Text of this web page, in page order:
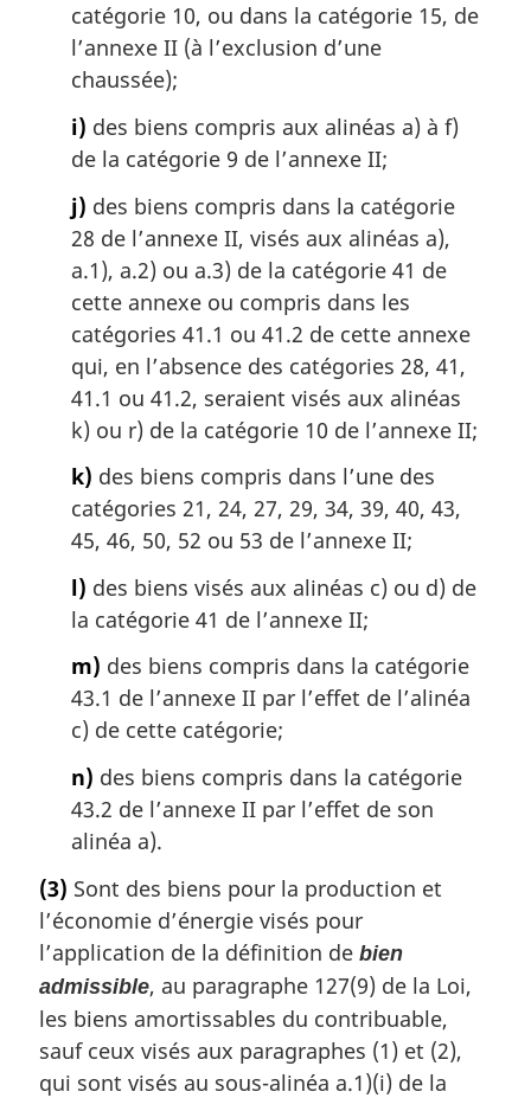
catégorie 10, ou dans la catégorie 15, de
l’annexe II (à l’exclusion d’une
chaussée);
i) des biens compris aux alinéas a) à f)
de la catégorie 9 de l’annexe II;
j) des biens compris dans la catégorie
28 de l’annexe II, visés aux alinéas a),
a.1), a.2) ou a.3) de la catégorie 41 de
cette annexe ou compris dans les
catégories 41.1 ou 41.2 de cette annexe
qui, en l’absence des catégories 28, 41,
41.1 ou 41.2, seraient visés aux alinéas
k) ou r) de la catégorie 10 de l’annexe II;
k) des biens compris dans l’une des
catégories 21, 24, 27, 29, 34, 39, 40, 43,
45, 46, 50, 52 ou 53 de l’annexe II;
l) des biens visés aux alinéas c) ou d) de
la catégorie 41 de l’annexe II;
m) des biens compris dans la catégorie
43.1 de l’annexe II par l’effet de l’alinéa
c) de cette catégorie;
n) des biens compris dans la catégorie
43.2 de l’annexe II par l’effet de son
alinéa a).
(3) Sont des biens pour la production et
l’économie d’énergie visés pour
l’application de la définition de bien
admissible, au paragraphe 127(9) de la Loi,
les biens amortissables du contribuable,
sauf ceux visés aux paragraphes (1) et (2),
qui sont visés au sous-alinéa a.1)(i) de la